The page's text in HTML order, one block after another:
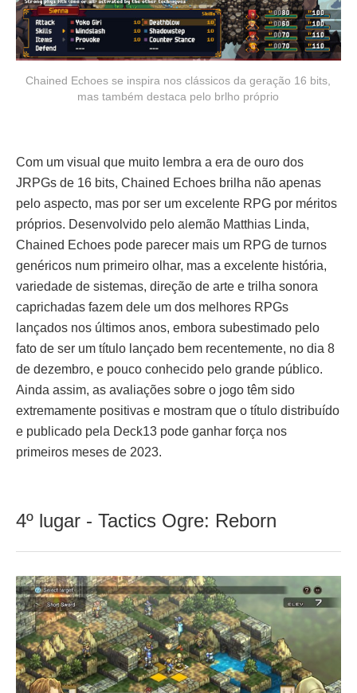
Chained Echoes se inspira nos clássicos da geração 16 bits,
mas também destaca pelo brlho próprio
Com um visual que muito lembra a era de ouro dos
JRPGs de 16 bits, Chained Echoes brilha não apenas
pelo aspecto, mas por ser um excelente RPG por méritos
próprios. Desenvolvido pelo alemão Matthias Linda,
Chained Echoes pode parecer mais um RPG de turnos
genéricos num primeiro olhar, mas a excelente história,
variedade de sistemas, direção de arte e trilha sonora
caprichadas fazem dele um dos melhores RPGs
lançados nos últimos anos, embora subestimado pelo
fato de ser um título lançado bem recentemente, no dia 8
de dezembro, e pouco conhecido pelo grande público.
Ainda assim, as avaliações sobre o jogo têm sido
extremamente positivas e mostram que o título distribuído
e publicado pela Deck13 pode ganhar força nos
primeiros meses de 2023.
4º lugar - Tactics Ogre: Reborn